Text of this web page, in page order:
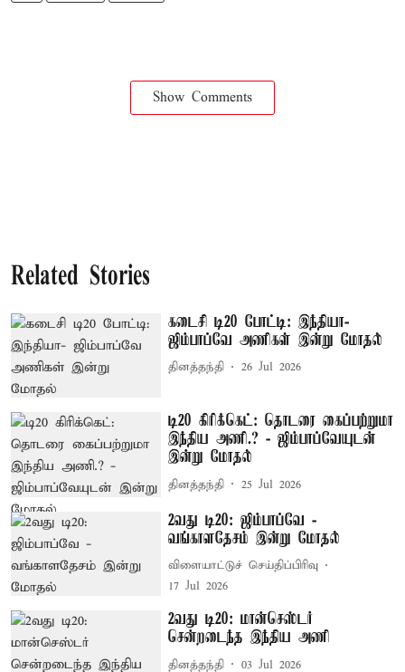
Show Comments
Related Stories
கடைசி டி20 போட்டி: இந்தியா-
ஜிம்பாப்வே அணிகள் இன்று மோதல்
தினத்தந்தி 26 Jul 2026
டி20 கிரிக்கெட்: தொடரை கைப்பற்றுமா
இந்திய அணி.? - ஜிம்பாப்வேயுடன்
இன்று மோதல்
தினத்தந்தி 25 Jul 2026
2வது டி20: ஜிம்பாப்வே -
வங்காளதேசம் இன்று மோதல்
விளையாட்டுச் செய்திப்பிரிவு
17 Jul 2026
2வது டி20: மான்செஸ்டர்
சென்றடைந்த இந்திய அணி
தினத்தந்தி 03 Jul 2026